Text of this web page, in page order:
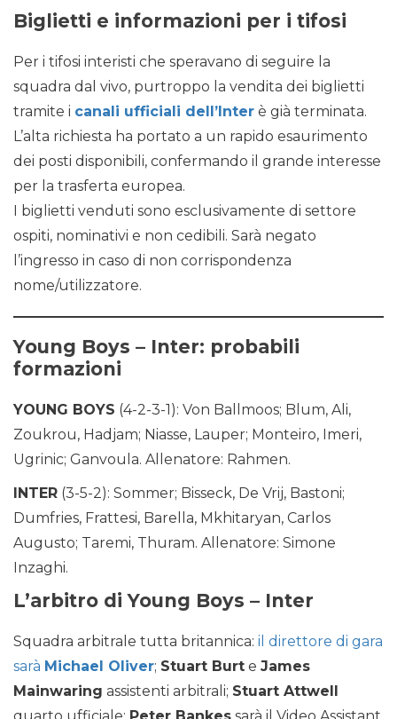
Biglietti e informazioni per i tifosi
Per i tifosi interisti che speravano di seguire la
squadra dal vivo, purtroppo la vendita dei biglietti
tramite i canali ufficiali dell’Inter è già terminata.
L’alta richiesta ha portato a un rapido esaurimento
dei posti disponibili, confermando il grande interesse
per la trasferta europea.
I biglietti venduti sono esclusivamente di settore
ospiti, nominativi e non cedibili. Sarà negato
l’ingresso in caso di non corrispondenza
nome/utilizzatore.
Young Boys – Inter: probabili
formazioni
YOUNG BOYS (4-2-3-1): Von Ballmoos; Blum, Ali,
Zoukrou, Hadjam; Niasse, Lauper; Monteiro, Imeri,
Ugrinic; Ganvoula. Allenatore: Rahmen.
INTER (3-5-2): Sommer; Bisseck, De Vrij, Bastoni;
Dumfries, Frattesi, Barella, Mkhitaryan, Carlos
Augusto; Taremi, Thuram. Allenatore: Simone
Inzaghi.
L’arbitro di Young Boys – Inter
Squadra arbitrale tutta britannica: il direttore di gara
sarà Michael Oliver; Stuart Burt e James
Mainwaring assistenti arbitrali; Stuart Attwell